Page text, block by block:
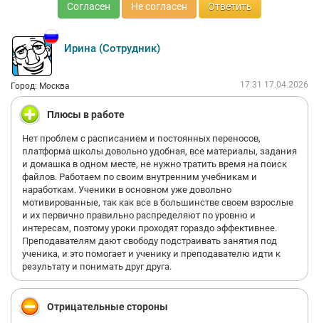
Согласен Не согласен Ответить
Ирина (Сотрудник)
Город: Москва 17:31 17.04.2026
Плюсы в работе
Нет проблем с расписанием и постоянных переносов,
платформа школы довольно удобная, все материалы, задания
и домашка в одном месте, не нужно тратить время на поиск
файлов. Работаем по своим внутренним учебникам и
наработкам. Ученики в основном уже довольно
мотивированные, так как все в большинстве своем взрослые
и их первично правильно распределяют по уровню и
интересам, поэтому уроки проходят гораздо эффективнее.
Преподавателям дают свободу подстраивать занятия под
ученика, и это помогает и ученику и преподавателю идти к
результату и понимать друг друга.
Отрицательные стороны